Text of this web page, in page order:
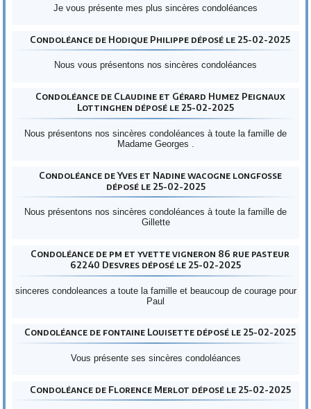
Je vous présente mes plus sincères condoléances
Condoléance de Hodique Philippe déposé le 25-02-2025
Nous vous présentons nos sincères condoléances
Condoléance de Claudine et Gérard Humez Peignaux
Lottinghen déposé le 25-02-2025
Nous présentons nos sincères condoléances à toute la famille de
Madame Georges .
Condoléance de Yves et Nadine wacogne longfosse
déposé le 25-02-2025
Nous présentons nos sincères condoléances à toute la famille de
Gillette
Condoléance de pm et yvette vigneron 86 rue pasteur
62240 Desvres déposé le 25-02-2025
sinceres condoleances a toute la famille et beaucoup de courage pour
Paul
Condoléance de fontaine Louisette déposé le 25-02-2025
Vous présente ses sincères condoléances
Condoléance de Florence Merlot déposé le 25-02-2025